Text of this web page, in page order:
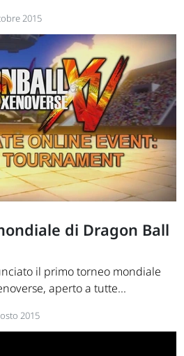
2015
di Dragon Ball
il primo torneo mondiale
aperto a tutte...
2015